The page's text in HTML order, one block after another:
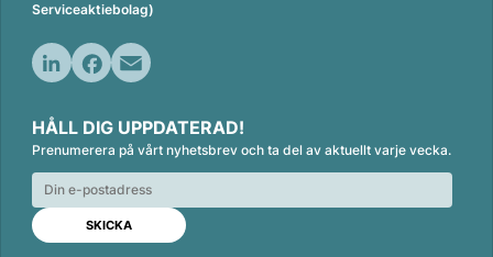
Serviceaktiebolag)
n
k
e
d
n
c
e
b
o
o
k
a
i
l
HÅLL DIG UPPDATERAD!
Prenumerera på vårt nyhetsbrev och ta del av aktuellt varje vecka.